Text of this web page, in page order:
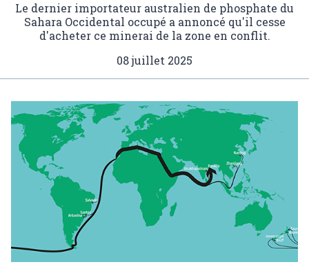
Le dernier importateur australien de phosphate du
Sahara Occidental occupé a annoncé qu'il cesse
d'acheter ce minerai de la zone en conflit.
08 juillet 2025